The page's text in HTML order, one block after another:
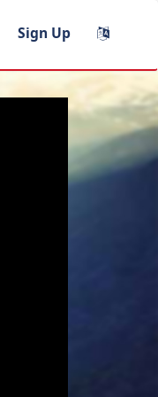
Sign Up